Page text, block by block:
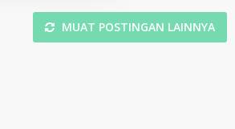
MUAT POSTINGAN LAINNYA